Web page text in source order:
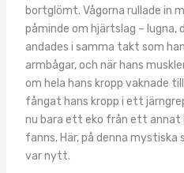
bortglömt. Vågorna rullade in
påminde om hjärtslag – lugna,
andades i samma takt som
armbågar, och när hans
om hela hans kropp vaknade
fångat hans kropp i ett
nu bara ett eko från ett annat
fanns. Här, på denna
var nytt.